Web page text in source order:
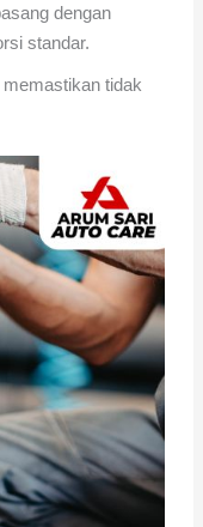
dengan
standar.
tidak